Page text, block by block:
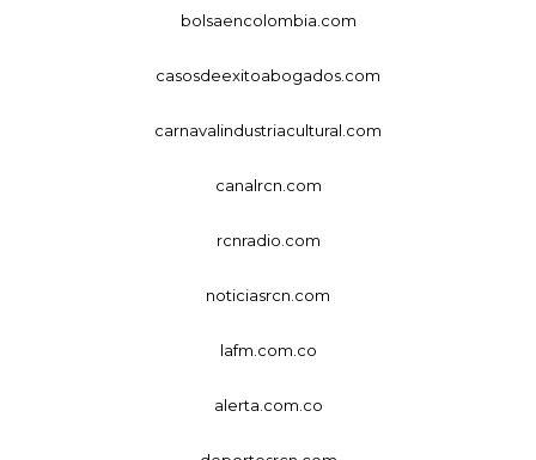
bolsaencolombia.com
casosdeexitoabogados.com
carnavalindustriacultural.com
canalrcn.com
rcnradio.com
noticiasrcn.com
lafm.com.co
alerta.com.co